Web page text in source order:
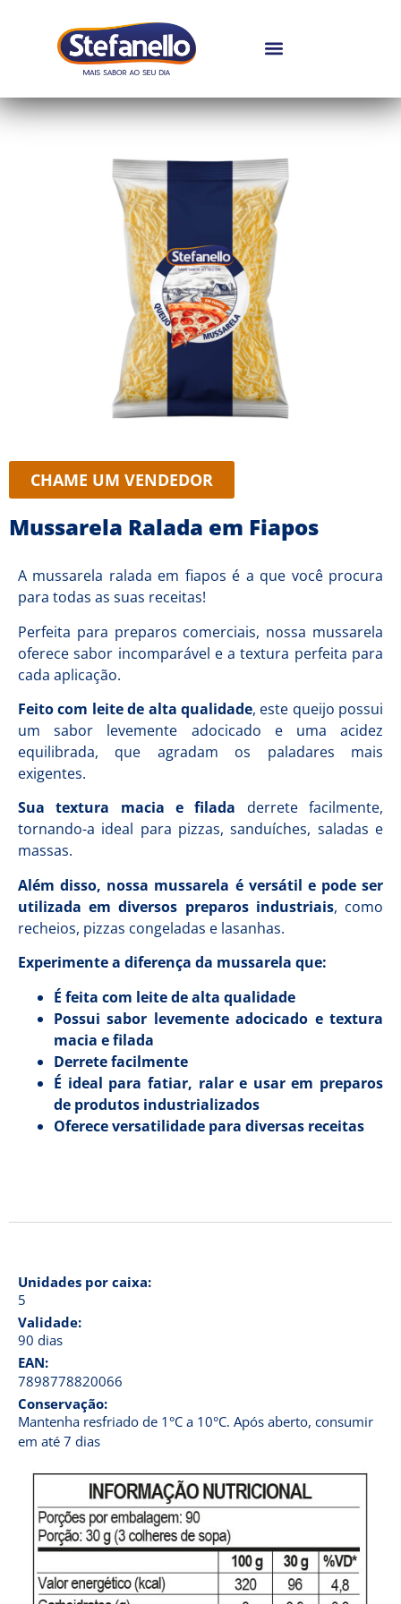
CHAME UM VENDEDOR
Mussarela Ralada em Fiapos
A mussarela ralada em fiapos é a que você procura
para todas as suas receitas!
Perfeita para preparos comerciais, nossa mussarela
oferece sabor incomparável e a textura perfeita para
cada aplicação.
Feito com leite de alta qualidade, este queijo possui
um sabor levemente adocicado e uma acidez
equilibrada, que agradam os paladares mais
exigentes.
Sua textura macia e filada derrete facilmente,
tornando-a ideal para pizzas, sanduíches, saladas e
massas.
Além disso, nossa mussarela é versátil e pode ser
utilizada em diversos preparos industriais, como
recheios, pizzas congeladas e lasanhas.
Experimente a diferença da mussarela que:
É feita com leite de alta qualidade
Possui sabor levemente adocicado e textura
macia e filada
Derrete facilmente
É ideal para fatiar, ralar e usar em preparos
de produtos industrializados
Oferece versatilidade para diversas receitas
Unidades por caixa:
5
Validade:
90 dias
EAN:
7898778820066
Conservação:
Mantenha resfriado de 1°C a 10°C. Após aberto, consumir
em até 7 dias